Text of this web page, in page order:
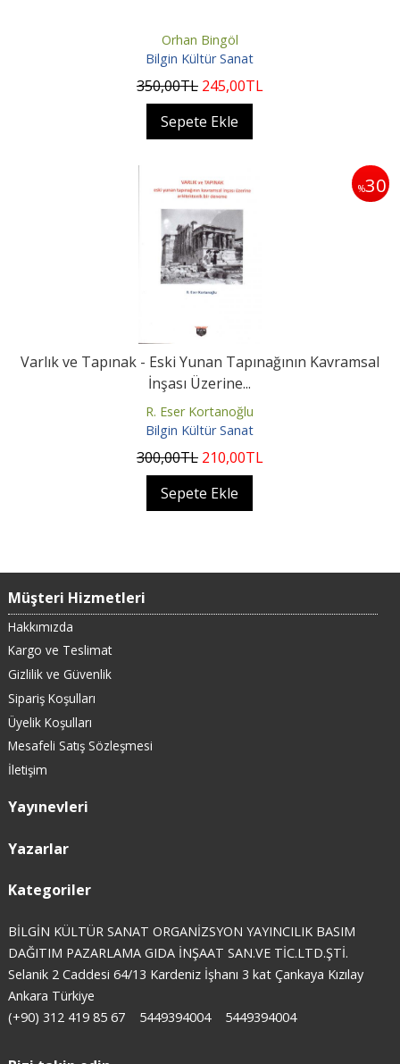
Orhan Bingöl
Bilgin Kültür Sanat
350,00TL 245,00TL
Sepete Ekle
%30
Varlık ve Tapınak - Eski Yunan Tapınağının Kavramsal
İnşası Üzerine...
R. Eser Kortanoğlu
Bilgin Kültür Sanat
300,00TL 210,00TL
Sepete Ekle
Müşteri Hizmetleri
Hakkımızda
Kargo ve Teslimat
Gizlilik ve Güvenlik
Sipariş Koşulları
Üyelik Koşulları
Mesafeli Satış Sözleşmesi
İletişim
Yayınevleri
Yazarlar
Kategoriler
BİLGİN KÜLTÜR SANAT ORGANİZSYON YAYINCILIK BASIM
DAĞITIM PAZARLAMA GIDA İNŞAAT SAN.VE TİC.LTD.ŞTİ.
Selanik 2 Caddesi 64/13 Kardeniz İşhanı 3 kat Çankaya Kızılay
Ankara Türkiye
(+90) 312 419 85 67
5449394004 5449394004